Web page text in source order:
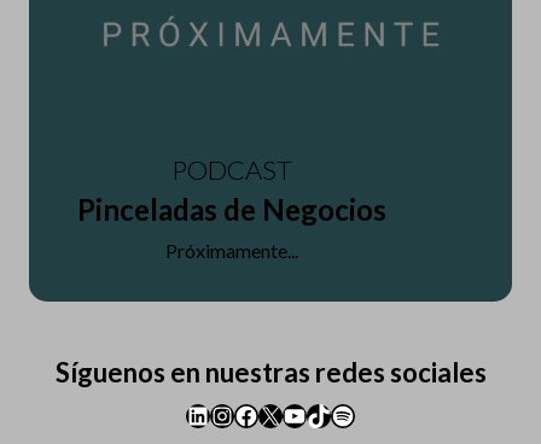
PODCAST
Pinceladas de Negocios
Próximamente...
Síguenos en nuestras redes sociales
LinkedIn
Instagram
Facebook
X YouTube
TikTok
Spotify